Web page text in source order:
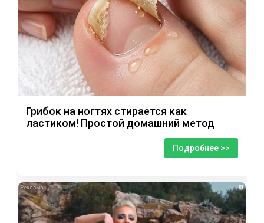
Грибок на ногтях стирается как
ластиком! Простой домашний метод
Подробнее >>
i